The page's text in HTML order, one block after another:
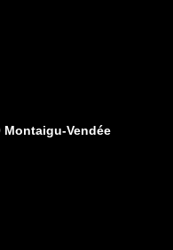
Montaigu-Vendée